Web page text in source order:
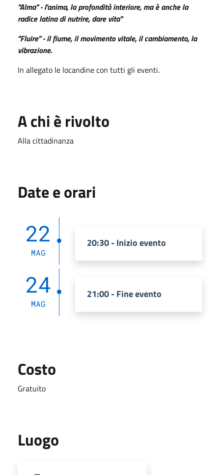
"Alma" - l'anima, la profondità interiore, ma è anche la
radice latina di nutrire, dare vita"
"Fluire" - il fiume, il movimento vitale, il cambiamento, la
vibrazione.
In allegato le locandine con tutti gli eventi.
A chi è rivolto
Alla cittadinanza
Date e orari
22
MAG
20:30 - Inizio evento
24
MAG
21:00 - Fine evento
Costo
Gratuito
Luogo